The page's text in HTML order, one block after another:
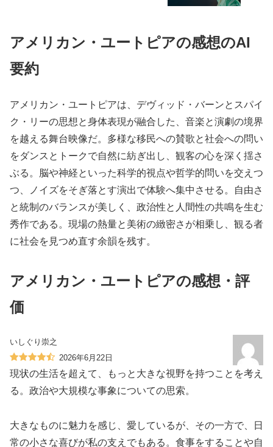
アメリカン・ユートピアの感想のAI
要約
アメリカン・ユートピアは、デヴィッド・バーンとスパイ
ク・リーの思想と身体表現が融合した、音楽と演劇の境界
を越える舞台映像だ。多様な移民への賛歌と社会への問い
をダンスとトークで自然に紡ぎ出し、観客の心を深く揺さ
ぶる。脳や神経といった科学的視点や哲学的問いを交えつ
つ、ノイズをそぎ落とす演出で体験へ集中させる。自由さ
と統制のバランスが美しく、政治性と人間性の共鳴を生む
秀作である。現場の熱量と美術の緻密さが相乗し、観る者
に社会を見つめ直す余韻を残す。
アメリカン・ユートピアの感想・評
価
いしぐり崇之
2026年6月22日
現状の生活を超えて、もっと大きな視野を持つことを考え
る。政治や大規模な事象についての思索。
大きなものに魅力を感じ、愛しているが、その一方で、日
常の小さな喜びが私の支えでもある。食事をすることや自